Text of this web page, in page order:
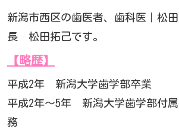
新潟市西区の歯医者、歯科医｜松
長 松田拓己です。
【略歴】
平成2年 新潟大学歯学部卒業
平成2年～5年 新潟大学歯学部付
務